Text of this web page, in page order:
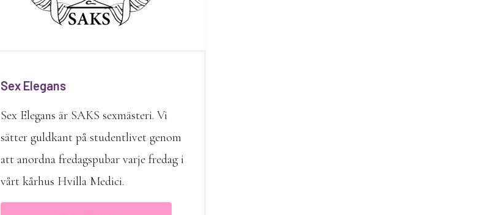
Sex Elegans
Sex Elegans är SAKS sexmästeri. Vi
sätter guldkant på studentlivet genom
att anordna fredagspubar varje fredag i
vårt kårhus Hvilla Medici.